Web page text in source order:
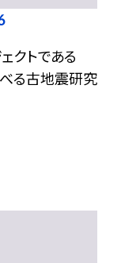
クトである
る古地震研究